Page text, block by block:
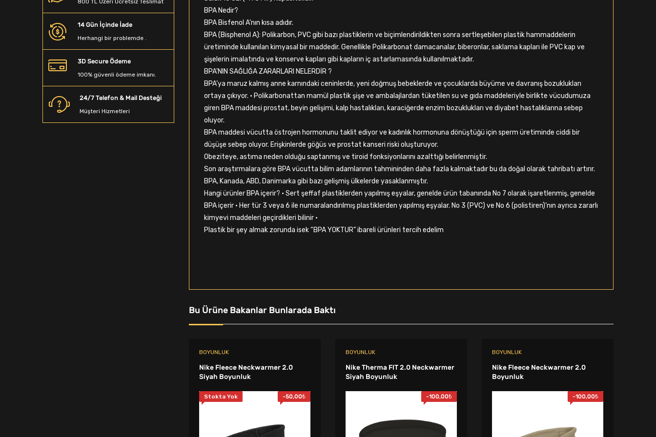
Dezenfektan
Masa Tenisi Masası
Vee
Bone
Spor Bileklik
800 TL Üzeri Ücretsiz Teslimat
14 Gün İçinde İade
Herhangi bir problemde .
3D Secure Ödeme
100% güvenli ödeme imkanı.
24/7 Telefon & Mail Desteği
Müşteri Hizmetleri
BPA Nedir?
BPA Bisfenol A’nın kısa adıdır.
BPA (Bisphenol A): Polikarbon, PVC gibi bazı plastiklerin ve biçimlendirildikten sonra sertleşebilen plastik hammaddelerin
üretiminde kullanılan kimyasal bir maddedir. Genellikle Polikarbonat damacanalar, biberonlar, saklama kapları ile PVC kap ve
şişelerin imalatında ve konserve kapları gibi kapların iç astarlamasında kullanılmaktadır.
BPA’NIN SAĞLIĞA ZARARLARI NELERDİR ?
BPA’ya maruz kalmış anne karnındaki ceninlerde, yeni doğmuş bebeklerde ve çocuklarda büyüme ve davranış bozuklukları
ortaya çıkıyor. · Polikarbonattan mamül plastik şişe ve ambalajlardan tüketilen su ve gıda maddeleriyle birlikte vücudumuza
giren BPA maddesi prostat, beyin gelişimi, kalp hastalıkları, karaciğerde enzim bozuklukları ve diyabet hastalıklarına sebep
oluyor.
BPA maddesi vücutta östrojen hormonunu taklit ediyor ve kadınlık hormonuna dönüştüğü için sperm üretiminde ciddi bir
düşüşe sebep oluyor. Erişkinlerde göğüs ve prostat kanseri riski oluşturuyor.
Obeziteye, astıma neden olduğu saptanmış ve tiroid fonksiyonlarını azalttığı belirlenmiştir.
Son araştırmalara göre BPA vücutta bilim adamlarının tahmininden daha fazla kalmaktadır bu da doğal olarak tahribatı artırır.
BPA, Kanada, ABD, Danimarka gibi bazı gelişmiş ülkelerde yasaklanmıştır.
Hangi ürünler BPA içerir? · Sert şeffaf plastiklerden yapılmış eşyalar, genelde ürün tabanında No 7 olarak işaretlenmiş, genelde
BPA içerir · Her tür 3 veya 6 ile numaralandırılmış plastiklerden yapılmış eşyalar. No 3 (PVC) ve No 6 (polistiren)’nın ayrıca zararlı
kimyevi maddeleri geçirdikleri bilinir ·
Plastik bir şey almak zorunda isek “BPA YOKTUR” ibareli ürünleri tercih edelim
Bu Ürüne Bakanlar Bunlarada Baktı
BOYUNLUK
Nike Fleece Neckwarmer 2.0
Siyah Boyunluk
Stokta Yok -50,00₺
BOYUNLUK
Nike Therma FIT 2.0 Neckwarmer
Siyah Boyunluk
-100,00₺
BOYUNLUK
Nike Fleece Neckwarmer 2.0
Boyunluk
-100,00₺